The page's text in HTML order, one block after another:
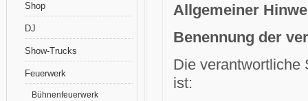
Shop
DJ
Show-Trucks
Feuerwerk
Bühnenfeuerwerk
Allgemeiner
Benennung der
Die verantwortliche
ist: